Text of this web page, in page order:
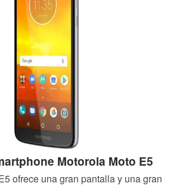
Motorola Moto E5
ofrece una gran pantalla y una gran